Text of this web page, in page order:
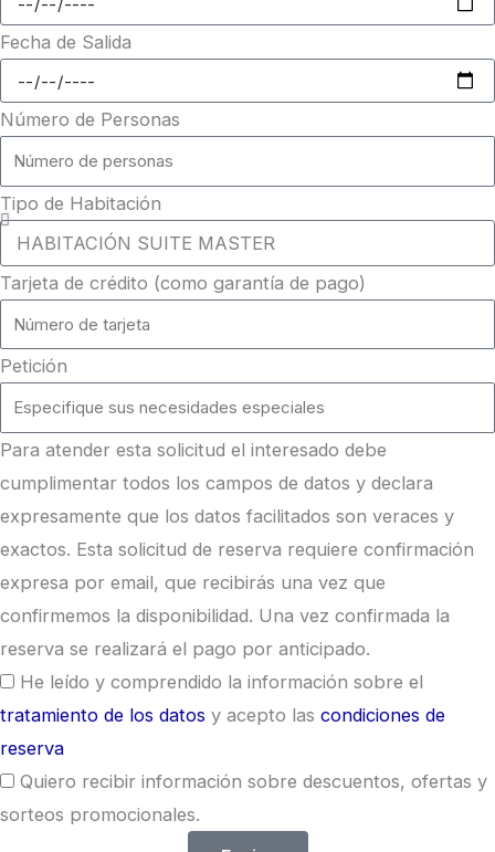
Fecha de Salida
Número de Personas
Tipo de Habitación
Tarjeta de crédito (como garantía de pago)
Petición
Para atender esta solicitud el interesado debe
cumplimentar todos los campos de datos y declara
expresamente que los datos facilitados son veraces y
exactos. Esta solicitud de reserva requiere confirmación
expresa por email, que recibirás una vez que
confirmemos la disponibilidad. Una vez confirmada la
reserva se realizará el pago por anticipado.
He leído y comprendido la información sobre el
tratamiento de los datos y acepto las condiciones de
reserva
Quiero recibir información sobre descuentos, ofertas y
sorteos promocionales.